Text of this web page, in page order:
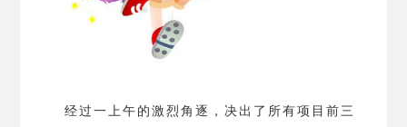
经过一上午的激烈角逐，决出了所有项目前三